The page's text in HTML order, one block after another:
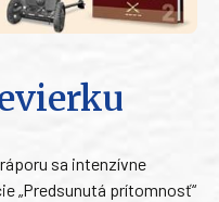
sa intenzívne
„Predsunutá prítomnosť“